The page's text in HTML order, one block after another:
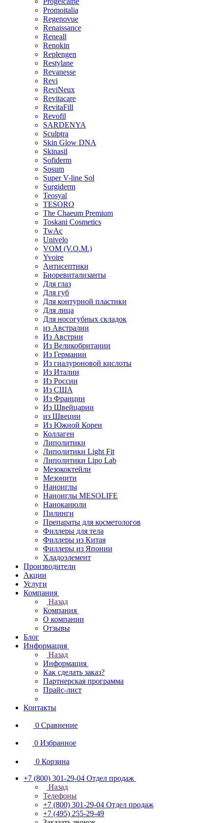
Promoitalia
Regenovue
Renaissance
Reneall
Renokin
Replengen
Restylane
Revanesse
Revi
ReviNeux
Revitacare
RevitaFill
Revofil
SARDENYA
Sculptra
Skin Glow DNA
Skinasil
Sofiderm
Sosum
Super V-line Sol
Surgiderm
Teosyal
TESORO
The Chaeum Premium
Toskani Cosmetics
TwAc
Univelo
VOM (V.O.M.)
Yvoire
Антисептики
Биоревитализанты
Для глаз
Для губ
Для контурной пластики
Для лица
Для носогубных складок
из Австралии
Из Австрии
Из Великобритании
Из Германии
Из гиалуроновой кислоты
Из Италии
Из России
Из США
Из Франции
Из Швейцарии
из Швеции
Из Южной Кореи
Коллаген
Липолитики
Липолитики Light Fit
Липолитики Lipo Lab
Мезококтейли
Мезонити
Наноиглы
Наноиглы MESOLIFE
Наноканюли
Пилинги
Препараты для косметологов
Филлеры для тела
Филлеры из Китая
Филлеры из Японии
Хладоэлемент
Производители
Акции
Услуги
Компания
Назад
Компания
О компании
Отзывы
Блог
Информация
Назад
Информация
Как сделать заказ?
Партнерская программа
Прайс-лист
Контакты
0 Сравнение
0 Избранное
0 Корзина
+7 (800) 301-29-04 Отдел продаж
Назад
Телефоны
+7 (800) 301-29-04 Отдел продаж
+7 (495) 255-29-49